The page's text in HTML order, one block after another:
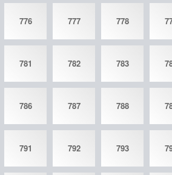
776 777 778
781 782 783
786 787 788
791 792 793